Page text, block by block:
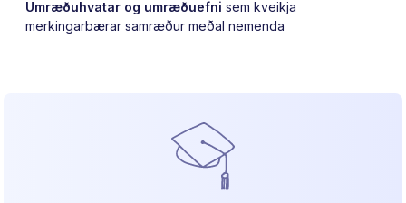
Umræðuhvatar og umræðuefni sem kveikja
merkingarbærar samræður meðal nemenda